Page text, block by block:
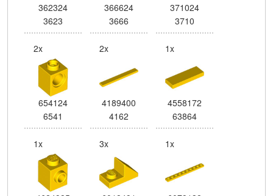
362324
3623
366624
3666
371024
3710
2x
654124
6541
2x
4189400
4162
1x
4558172
63864
1x 3x 1x